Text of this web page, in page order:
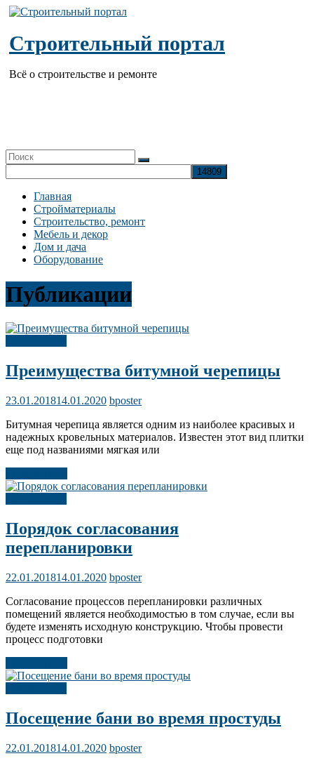
Перейти
содержимому
Строительный портал
Всё о строительстве и ремонте
Главная
Стройматериалы
Строительство, ремонт
Мебель и декор
Дом и дача
Оборудование
Публикации
Преимущества битумной черепицы
23.01.201814.01.2020 bposter
Битумная черепица является одним из наиболее красивых и
надежных кровельных материалов. Известен этот вид плитки
еще под названиями мягкая или
Порядок согласования
перепланировки
22.01.201814.01.2020 bposter
Согласование процессов перепланировки различных
помещений является необходимостью в том случае, если вы
будете изменять исходную конструкцию. Чтобы провести
процесс подготовки
Посещение бани во время простуды
22.01.201814.01.2020 bposter